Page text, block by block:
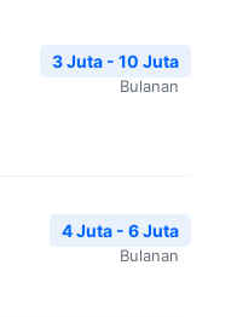
3 Juta - 10 Juta
Bulanan
4 Juta - 6 Juta
Bulanan